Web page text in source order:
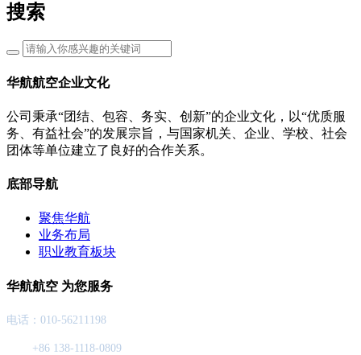
搜索
华航航空企业文化
公司秉承“团结、包容、务实、创新”的企业文化，以“优质服
务、有益社会”的发展宗旨，与国家机关、企业、学校、社会
团体等单位建立了良好的合作关系。
底部导航
聚焦华航
业务布局
职业教育板块
华航航空 为您服务
电话：010-56211198
+86 138-1118-0809